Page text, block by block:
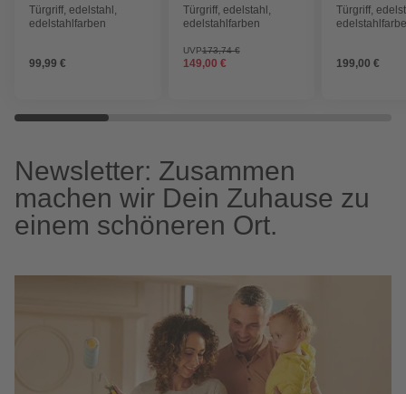
Türgriff, edelstahl,
edelstahlfarben
99,99 €
Türgriff, edelstahl,
edelstahlfarben
UVP173,74 €
149,00 €
Türgriff,
199,00 €
Newsletter: Zusammen
machen wir Dein Zuhause zu
einem schöneren Ort.